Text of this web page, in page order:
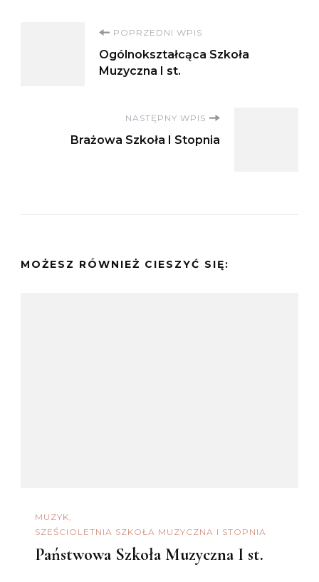
Nawigacja
wpisu
POPRZEDNI WPIS
Ogólnokształcąca Szkoła
Muzyczna I st.
NASTĘPNY WPIS
Brażowa Szkoła I Stopnia
MOŻESZ RÓWNIEŻ CIESZYĆ SIĘ:
MUZYK
SZEŚCIOLETNIA SZKOŁA MUZYCZNA I STOPNIA
Państwowa Szkoła Muzyczna I st.